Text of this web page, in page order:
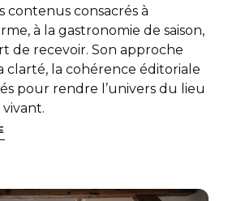
contenus consacrés à
à la gastronomie de saison,
de recevoir. Son approche
clarté, la cohérence éditoriale
pour rendre l’univers du lieu